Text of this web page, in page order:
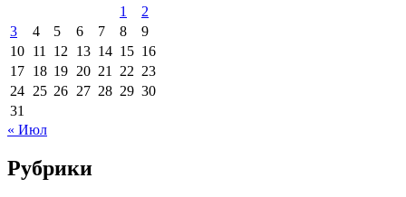
1
2
3
4 5 6 7 8
9
10 11 12 13 14 15 16
17 18 19 20 21 22 23
24 25 26 27 28 29 30
31
« Июл
Рубрики